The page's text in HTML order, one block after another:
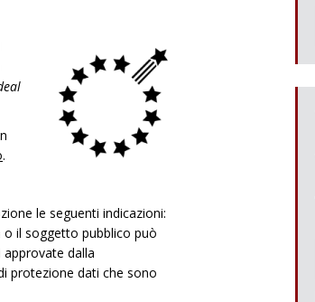
.
le seguenti indicazioni:
o il soggetto pubblico può
dalla
protezione dati che sono